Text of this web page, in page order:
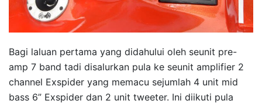
Bagi laluan pertama yang didahului oleh seunit pre-
amp 7 band tadi disalurkan pula ke seunit amplifier 2
channel Exspider yang memacu sejumlah 4 unit mid
bass 6” Exspider dan 2 unit tweeter. Ini diikuti pula